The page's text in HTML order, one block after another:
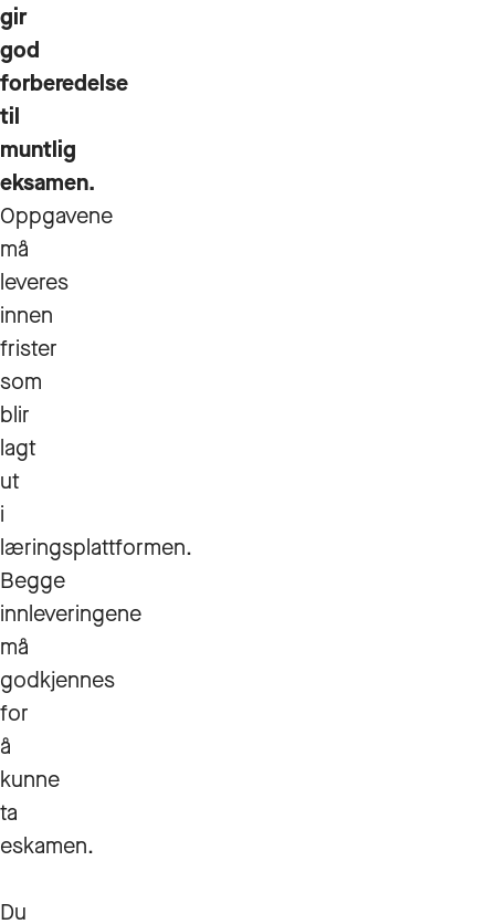
gir
god
forberedelse
til
muntlig
eksamen.
Oppgavene
må
leveres
innen
frister
som
blir
lagt
ut
i
læringsplattformen.
Begge
innleveringene
må
godkjennes
for
å
kunne
ta
eskamen.
Du